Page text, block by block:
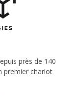
près de 140
premier chariot